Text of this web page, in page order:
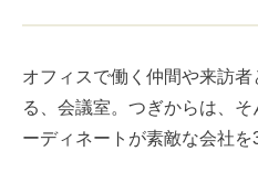
オフィスで働く仲間や来訪
る、会議室。つぎからは、そ
ーディネートが素敵な会社を